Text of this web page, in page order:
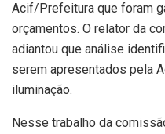
Acif/Prefeitura que foram
orçamentos. O relator da
adiantou que análise
serem apresentados pela
iluminação.
Nesse trabalho da